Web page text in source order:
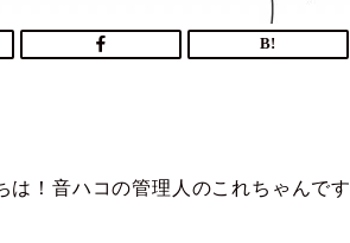
は！音ハコの管理人のこれちゃんです